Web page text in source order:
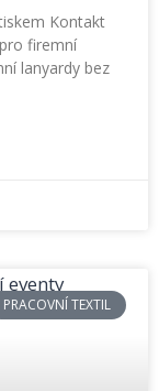
Kontakt
firemní
lanyardy bez
PRACOVNÍ TEXTIL